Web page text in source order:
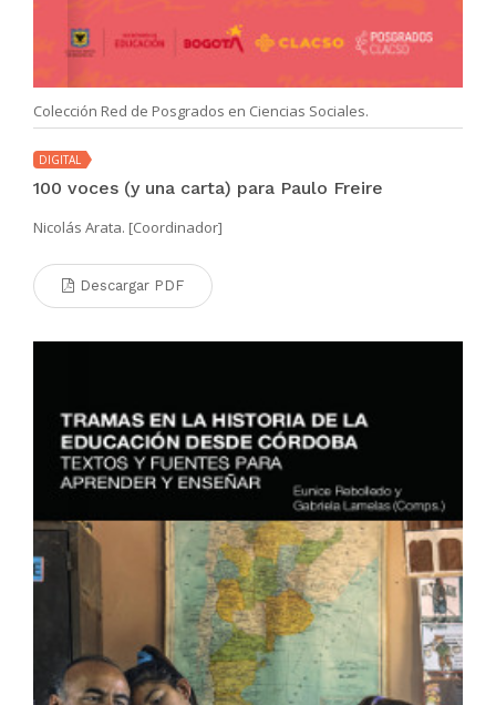
Colección Red de Posgrados en Ciencias Sociales.
DIGITAL
100 voces (y una carta) para Paulo Freire
Nicolás Arata. [Coordinador]
Descargar PDF